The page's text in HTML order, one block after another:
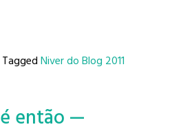
TaggedNiver do Blog 2011
então —